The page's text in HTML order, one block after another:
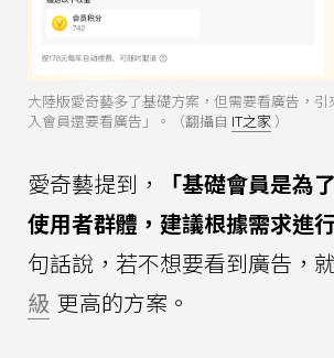
大陸版愛奇藝多了基礎方案，但需要看廣告，
入會員還要看廣告」。（翻攝自 IT之家 ）
愛奇藝提到，
「基礎會員是為
使用者群體，建議根據需求進行
句話說，若不想要看到廣告，
級 更高的方案。